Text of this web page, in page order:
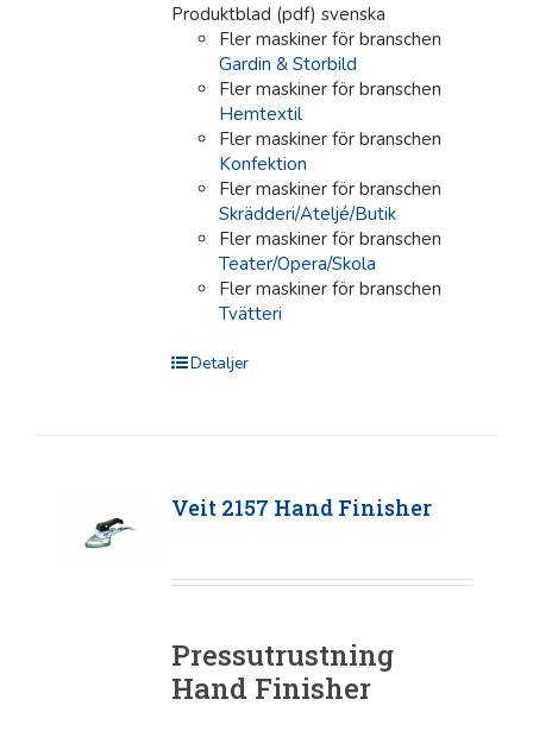
Produktblad (pdf) svenska
Fler maskiner för branschen
Gardin & Storbild
Fler maskiner för branschen
Hemtextil
Fler maskiner för branschen
Konfektion
Fler maskiner för branschen
Skrädderi/Ateljé/Butik
Fler maskiner för branschen
Teater/Opera/Skola
Fler maskiner för branschen
Tvätteri
Detaljer
Veit 2157 Hand Finisher
Pressutrustning
Hand Finisher